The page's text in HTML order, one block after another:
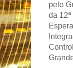
pelo
da